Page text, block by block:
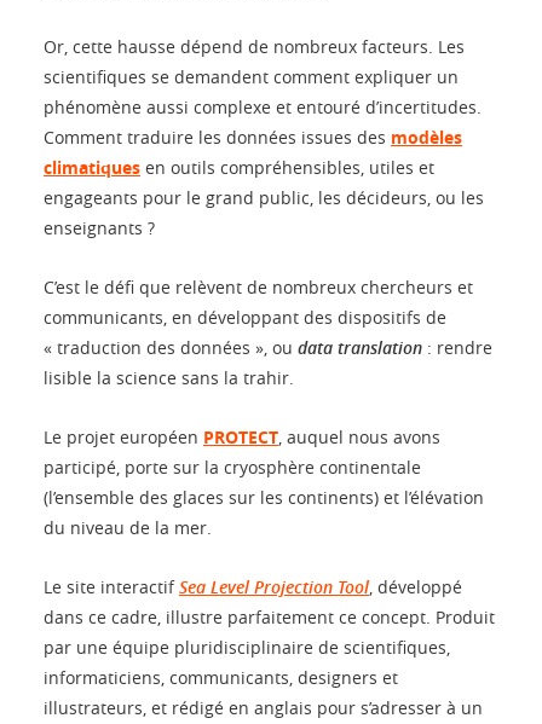
Or, cette hausse dépend de nombreux facteurs. Les
scientifiques se demandent comment expliquer un
phénomène aussi complexe et entouré d’incertitudes.
Comment traduire les données issues des modèles
climatiques en outils compréhensibles, utiles et
engageants pour le grand public, les décideurs, ou les
enseignants ?
C’est le défi que relèvent de nombreux chercheurs et
communicants, en développant des dispositifs de
« traduction des données », ou data translation : rendre
lisible la science sans la trahir.
Le projet européen PROTECT , auquel nous avons
participé, porte sur la cryosphère continentale
(l’ensemble des glaces sur les continents) et l’élévation
du niveau de la mer.
Le site interactifSea Level Projection Tool , développé
dans ce cadre, illustre parfaitement ce concept. Produit
par une équipe pluridisciplinaire de scientifiques,
informaticiens, communicants, designers et
illustrateurs, et rédigé en anglais pour s’adresser à un